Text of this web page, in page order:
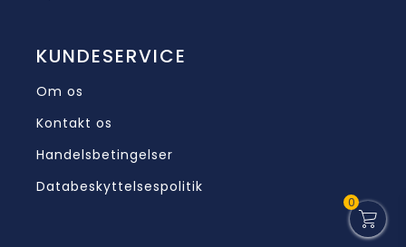
KUNDESERVICE
Om os
Kontakt os
Handelsbetingelser
Databeskyttelsespolitik
0